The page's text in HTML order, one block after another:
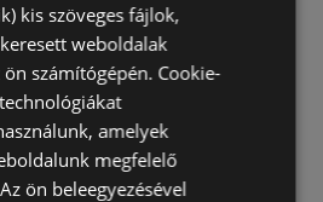
ajánlatai
újságjai
kis szöveges fájlok,
weboldalak
ön számítógépén. Cookie-
amelyek
megfelelő
ön beleegyezésével